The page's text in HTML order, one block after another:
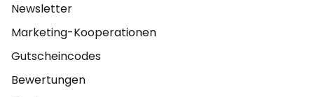
Newsletter
Marketing-Kooperationen
Gutscheincodes
Bewertungen